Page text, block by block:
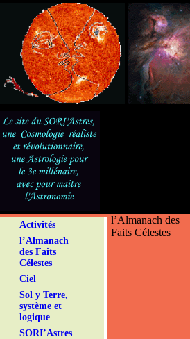
Activités
l’Almanach
des Faits
Célestes
Ciel
Sol y Terre,
système et
logique
SORI’Astres
l’Almanach des
Faits Célestes